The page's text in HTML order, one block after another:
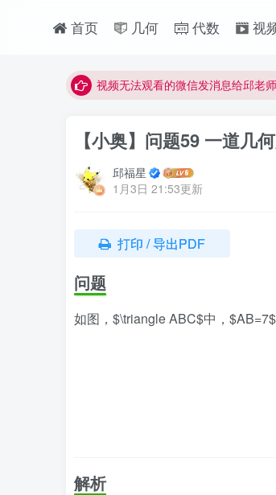
首页 几何 代数 视
点击菜单或者文章中链接可以查看
视频无法观看的微信发消息给邱老
【小奥】问题59 一道几
邱福星
1月3日 21:53更新
打印 / 导出PDF
问题
如图，$\triangle ABC$中，
解析